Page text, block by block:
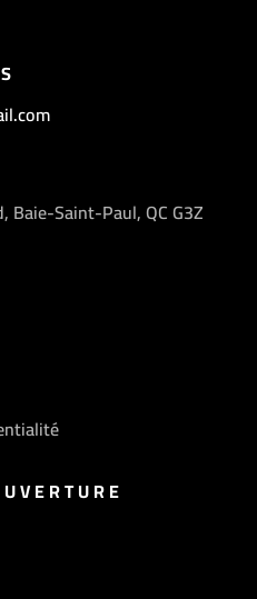
Baie-Saint-Paul, QC G3Z